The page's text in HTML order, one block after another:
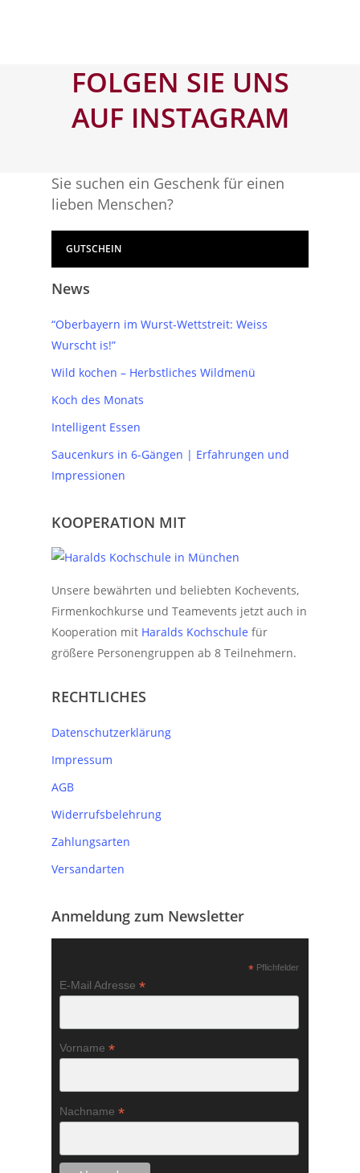
FOLGEN SIE UNS
AUF INSTAGRAM
Sie suchen ein Geschenk für einen
lieben Menschen?
GUTSCHEIN
News
“Oberbayern im Wurst-Wettstreit: Weiss
Wurscht is!”
Wild kochen – Herbstliches Wildmenü
Koch des Monats
Intelligent Essen
Saucenkurs in 6-Gängen | Erfahrungen und
Impressionen
KOOPERATION MIT
Unsere bewährten und beliebten Kochevents,
Firmenkochkurse und Teamevents jetzt auch in
Kooperation mit Haralds Kochschule für
größere Personengruppen ab 8 Teilnehmern.
RECHTLICHES
Datenschutzerklärung
Impressum
AGB
Widerrufsbelehrung
Zahlungsarten
Versandarten
Anmeldung zum Newsletter
*Pflichfelder
E-Mail Adresse *
Vorname *
Nachname *